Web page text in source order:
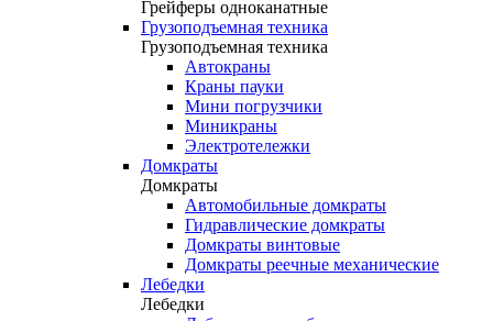
Грейферы одноканатные
Грузоподъемная техника
Грузоподъемная техника
Автокраны
Краны пауки
Мини погрузчики
Миникраны
Электротележки
Домкраты
Домкраты
Автомобильные домкраты
Гидравлические домкраты
Домкраты винтовые
Домкраты реечные механические
Лебедки
Лебедки